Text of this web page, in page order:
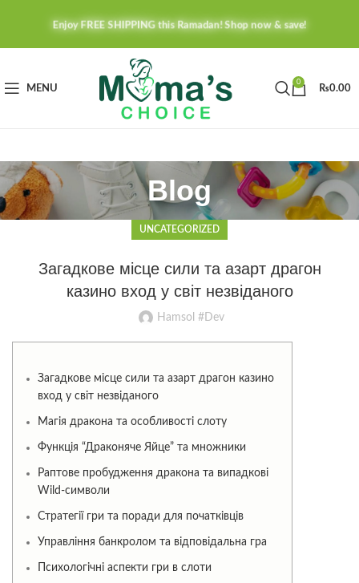
Enjoy FREE SHIPPING this Ramadan! Shop now & save!
MENU
0
₨0.00
Blog
UNCATEGORIZED
Загадкове місце сили та азарт драгон
казино вход у світ незвіданого
Hamsol #Dev
Загадкове місце сили та азарт драгон казино
вход у світ незвіданого
Магія дракона та особливості слоту
Функція “Драконяче Яйце” та множники
Раптове пробудження дракона та випадкові
Wild-символи
Стратегії гри та поради для початківців
Управління банкролом та відповідальна гра
Психологічні аспекти гри в слоти